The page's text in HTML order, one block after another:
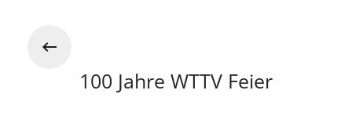
100 Jahre WTTV Feier